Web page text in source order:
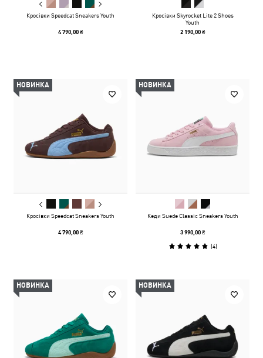
Кросівки Speedcat Sneakers Youth
4 790,00 ₴
Кросівки Skyrocket Lite 2 Shoes
Youth
2 190,00 ₴
НОВИНКА
Кросівки Speedcat Sneakers Youth
4 790,00 ₴
НОВИНКА
Кеди Suede Classic Sneakers Youth
3 990,00 ₴
(4)
НОВИНКА НОВИНКА